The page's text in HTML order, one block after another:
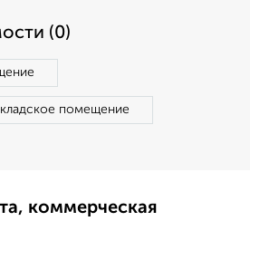
(0)
помещение
коммерческая